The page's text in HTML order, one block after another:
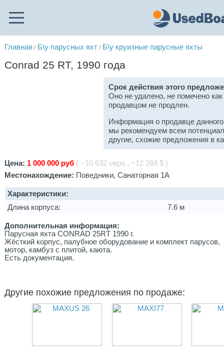
Главная / Б\у парусных яхт / Б\у круизные парусные яхты
Conrad 25 RT, 1990 года
Срок действия этого
Оно не удалено, не помечено
продавцом не продлен.
Информация о продавце
мы рекомендуем всем
другие, схожие предложения в
Цена: 1 000 000 руб ( ~10 632 евро , ~12 284 $ )
Местонахождение: Поведники, Санаторная 1А
Характеристики:
Длина корпуса:
7.6 м
Дополнительная информация:
Парусная яхта СОNRАD 25RТ 1990 г.
Жёсткий корпус, палубное оборудование и комплект парусов,
мотор, камбуз с плитой, каюта.
Есть документация.
Другие похожие предложения по продаже: